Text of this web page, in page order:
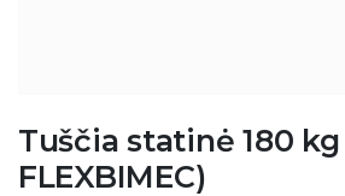
Tuščia statinė 180 kg
FLEXBIMEC)